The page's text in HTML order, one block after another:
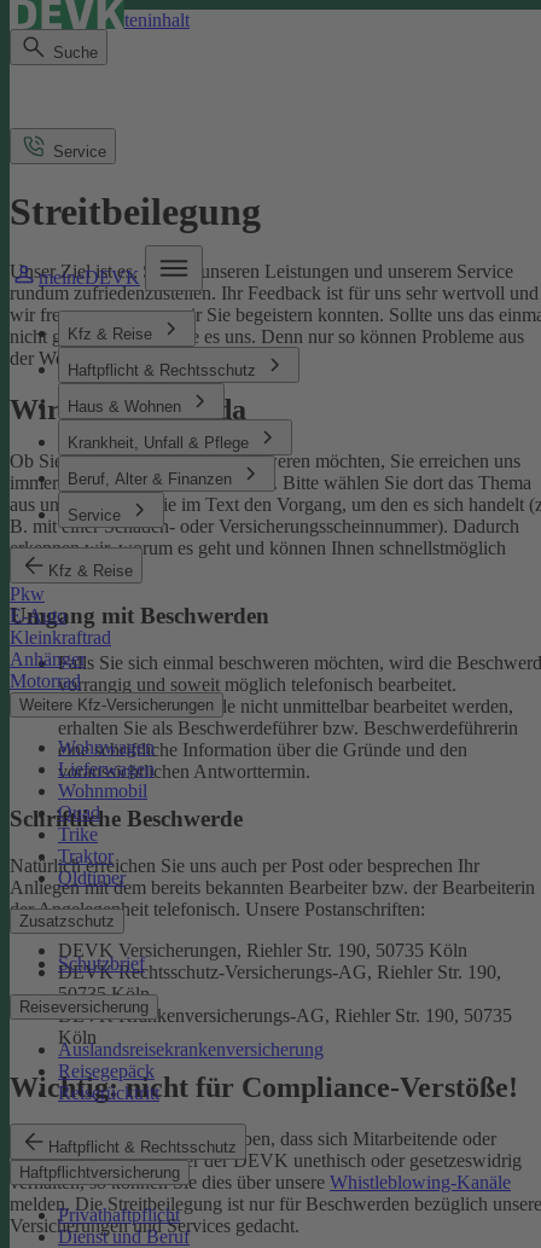
Direkt zum Seiteninhalt
Suche
meineDEVK
Kfz & Reise
Haftpflicht & Rechtsschutz
Haus & Wohnen
Krankheit, Unfall & Pflege
Beruf, Alter & Finanzen
Service
Kfz & Reise
Pkw
E-Auto
Kleinkraftrad
Anhänger
Motorrad
Weitere Kfz-Versicherungen
Wohnwagen
Lieferwagen
Wohnmobil
Quad
Trike
Traktor
Oldtimer
Zusatzschutz
Schutzbrief
Reiseversicherung
Auslandsreisekrankenversicherung
Reisegepäck
Reiserücktritt
Haftpflicht & Rechtsschutz
Haftpflichtversicherung
Privathaftpflicht
Dienst und Beruf
Service
Streitbeilegung
Unser Ziel ist es, Sie mit unseren Leistungen und unserem Service
rundum zufriedenzustellen. Ihr Feedback ist für uns sehr wertvoll und
wir freuen uns, wenn wir Sie begeistern konnten. Sollte uns das
nicht gelingen, sagen Sie es uns. Denn nur so können Probleme aus
der Welt geschafft werden.
Wir sind für Sie da
Ob Sie uns loben oder sich beschweren möchten, Sie erreichen uns
immer über unser Kontaktformular
. Bitte wählen Sie dort das Thema
aus und benennen Sie im Text den Vorgang, um den es sich handelt
B. mit einer Schaden- oder Versicherungsscheinnummer). Dadurch
erkennen wir, worum es geht und können Ihnen schnellstmöglich
weiterhelfen.
Umgang mit Beschwerden
Falls Sie sich einmal beschweren möchten, wird die
vorrangig und soweit möglich telefonisch bearbeitet.
Kann eine Beschwerde nicht unmittelbar bearbeitet werden,
erhalten Sie als Beschwerdeführer bzw. Beschwerdeführerin
eine schriftliche Information über die Gründe und den
voraussichtlichen Antworttermin.
Schriftliche Beschwerde
Natürlich erreichen Sie uns auch per Post oder besprechen Ihr
Anliegen mit dem bereits bekannten Bearbeiter bzw. der Bearbeiterin
der Angelegenheit telefonisch. Unsere Postanschriften:
DEVK Versicherungen, Riehler Str. 190, 50735 Köln
DEVK Rechtsschutz-Versicherungs-AG, Riehler Str. 190,
50735 Köln
DEVK Krankenversicherungs-AG, Riehler Str. 190, 50735
Köln
Wichtig: nicht für Compliance-Verstöße!
Wenn Sie Kenntnis darüber haben, dass sich Mitarbeitende oder
Partnerinnen und Partner der DEVK unethisch oder gesetzeswidrig
verhalten, so können Sie dies über unsere Whistleblowing-Kanäle
melden. Die Streitbeilegung ist nur für Beschwerden bezüglich
Versicherungen und Services gedacht.